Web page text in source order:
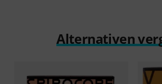
Alternativen